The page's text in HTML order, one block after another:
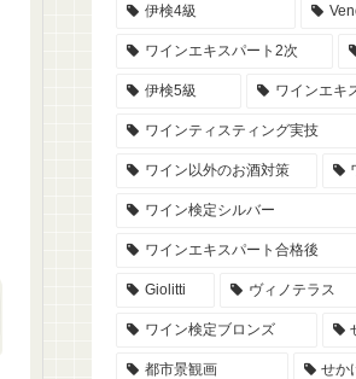
伊検4級
ワインエキスパート2次
伊検5級 ワインエキ
ワインティスティング実技
ワイン以外のお酒対策
ワイン検定シルバー
ワインエキスパート合格後
Giolitti ヴィノテラス
ワイン検定ブロンズ
都市景観画 せか